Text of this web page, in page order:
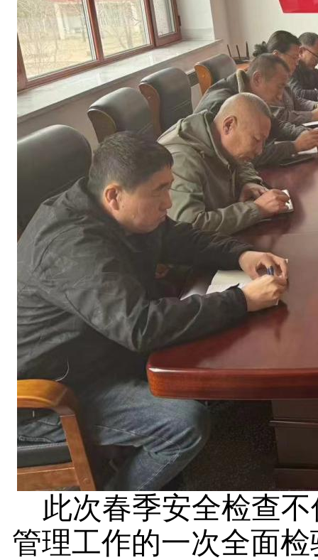
此次春季安全检查
管理工作的一次全面